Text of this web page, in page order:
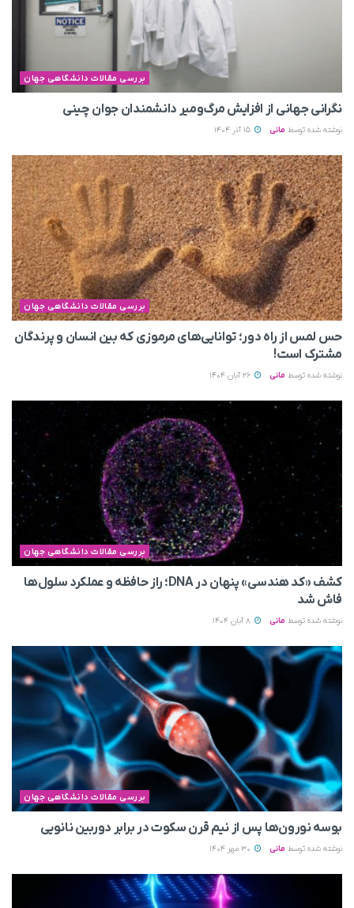
بررسی مقالات دانشگاهی جهان
نگرانی جهانی از افزایش مرگ‌ومیر دانشمندان جوان چینی
نوشته شده توسط مانی
بررسی مقالات دانشگاهی جهان
حس لمس از راه دور؛ توانایی‌های مرموزی که بین انسان و پرندگان
مشترک است!
نوشته شده توسط مانی
بررسی مقالات دانشگاهی جهان
کشف «کد هندسی» پنهان در DNA؛ راز حافظه و عملکرد سلول‌ها
فاش شد
نوشته شده توسط مانی
بررسی مقالات دانشگاهی جهان
بوسه نورون‌ها پس از نیم قرن سکوت در برابر دوربین نانویی
نوشته شده توسط مانی